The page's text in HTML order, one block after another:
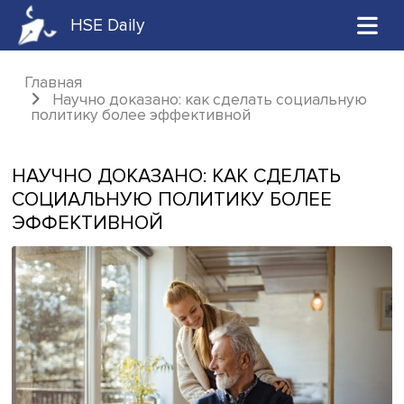
HSE Daily
Главная
Научно доказано: как сделать
НАУЧНО ДОКАЗАНО: КАК СДЕЛАТЬ
СОЦИАЛЬНУЮ ПОЛИТИКУ БОЛЕЕ
ЭФФЕКТИВНОЙ